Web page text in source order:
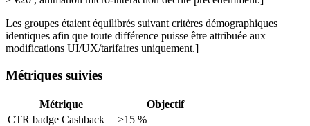
Les groupes étaient équilibrés suivant critères démographiques
identiques afin que toute différence puisse être attribuée aux
modifications UI/UX/tarifaires uniquement.]
Métriques suivies
Métrique
Objectif
CTR badge Cashback
>15 %